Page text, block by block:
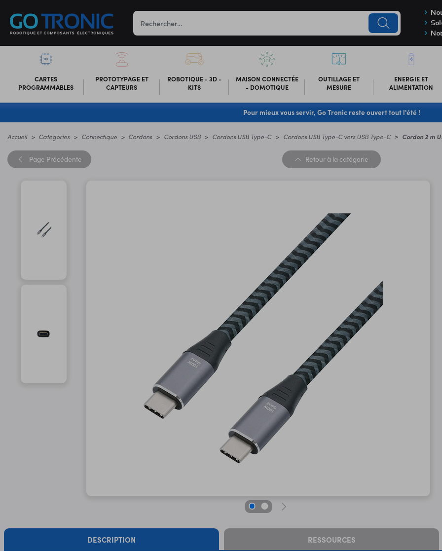
CARTES
PROGRAMMABLES
PROTOTYPAGE ET
CAPTEURS
ROBOTIQUE - 3D -
KITS
MAISON CONNECTÉE
- DOMOTIQUE
OUTILLAGE ET
MESURE
ENERGIE ET
ALIMENTATION
Pour mieux vous servir, Go Tronic reste ouvert tout l'été !
Accueil Categories Connectique Cordons Cordons USB Cordons USB Type-C Cordons USB Type-C vers USB Type-C Cordon 2 m
Page Précédente Retour à la catégorie
DESCRIPTION RESSOURCES